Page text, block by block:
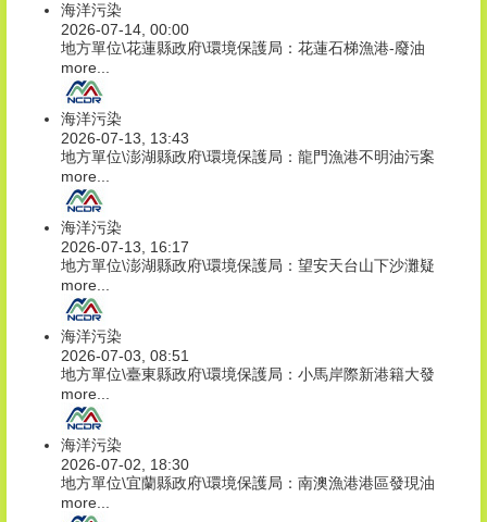
海洋污染
2026-07-14, 00:00
地方單位\花蓮縣政府\環境保護局：花蓮石梯漁港-廢油
more...
海洋污染
2026-07-13, 13:43
地方單位\澎湖縣政府\環境保護局：龍門漁港不明油污案
more...
海洋污染
2026-07-13, 16:17
地方單位\澎湖縣政府\環境保護局：望安天台山下沙灘疑
more...
海洋污染
2026-07-03, 08:51
地方單位\臺東縣政府\環境保護局：小馬岸際新港籍大發
more...
海洋污染
2026-07-02, 18:30
地方單位\宜蘭縣政府\環境保護局：南澳漁港港區發現油
more...